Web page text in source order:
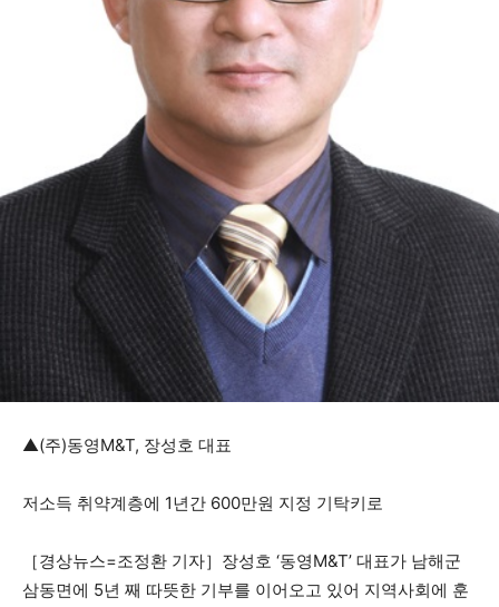
▲(주)동영M&T, 장성호 대표
저소득 취약계층에 1년간 600만원 지정 기탁키로
［경상뉴스=조정환 기자］장성호 ‘동영M&T’ 대표가 남해군
삼동면에 5년 째 따뜻한 기부를 이어오고 있어 지역사회에 훈